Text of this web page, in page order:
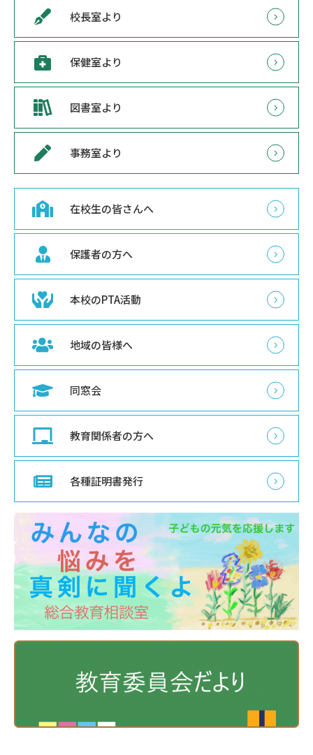
校長室より
保健室より
図書室より
事務室より
在校生の皆さんへ
保護者の方へ
本校のPTA活動
地域の皆様へ
同窓会
教育関係者の方へ
各種証明書発行